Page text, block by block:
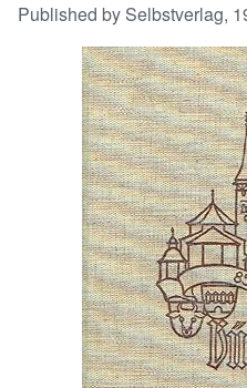
Browse Collections
Rare Books
Art & Collectibles
Textbooks
Start Selling
Published by Selbstverlag,